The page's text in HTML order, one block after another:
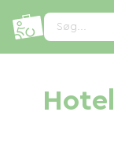
Søg...
CCookie-